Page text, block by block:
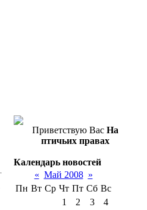
Приветствую Вас На
птичьих правах
Календарь новостей
« Май 2008 »
Пн Вт Ср Чт Пт Сб Вс
1
2 3
4